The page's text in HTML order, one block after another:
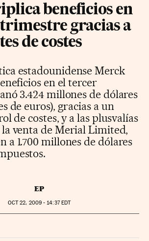
beneficios en
gracias a
de costes
estadounidense Merck
en el tercer
3.424 millones de dólares
de euros), gracias a un
de costes, y a las plusvalías
venta de Merial Limited,
a 1.700 millones de dólares
EP
OCT22, 2009 - 14:37EDT
Facebook
en TwitterRedes Sociales